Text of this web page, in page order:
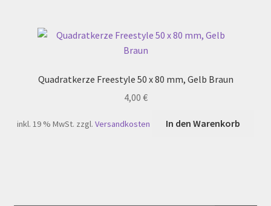
Quadratkerze Freestyle 50 x 80 mm, Gelb Braun
4,00 €
inkl. 19 % MwSt. zzgl.Versandkosten In den Warenkorb